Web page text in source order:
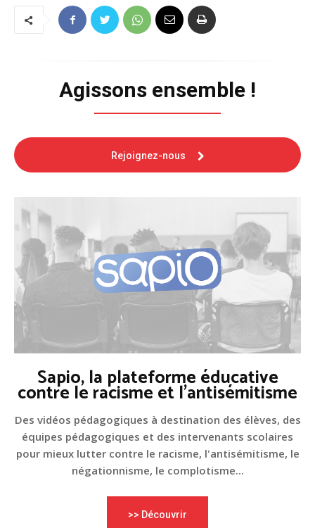
Agissons ensemble !
Rejoignez-nous
Sapio, la plateforme éducative
contre le racisme et l'antisémitisme
Des vidéos pédagogiques à destination des élèves, des
équipes pédagogiques et des intervenants scolaires
pour mieux lutter contre le racisme, l'antisémitisme, le
négationnisme, le complotisme...
>> Découvrir